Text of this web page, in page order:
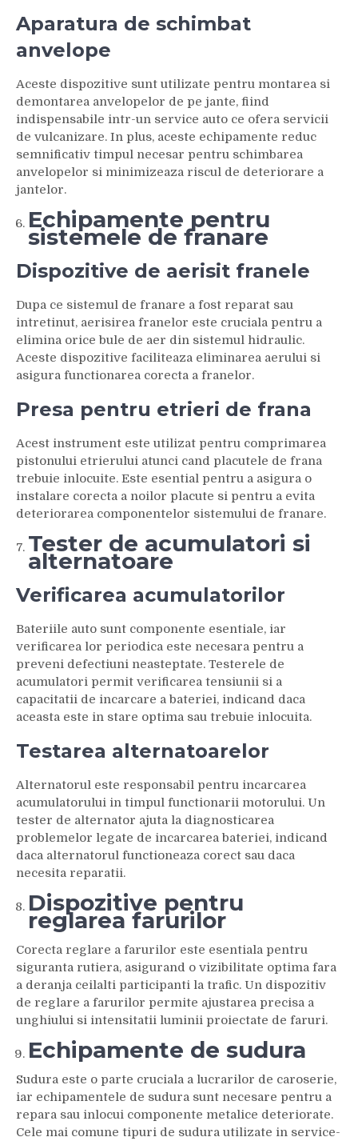
Aparatura de schimbat
anvelope
Aceste dispozitive sunt utilizate pentru montarea si
demontarea anvelopelor de pe jante, fiind
indispensabile intr-un service auto ce ofera servicii
de vulcanizare. In plus, aceste echipamente reduc
semnificativ timpul necesar pentru schimbarea
anvelopelor si minimizeaza riscul de deteriorare a
jantelor.
Echipamente pentru
sistemele de franare
Dispozitive de aerisit franele
Dupa ce sistemul de franare a fost reparat sau
intretinut, aerisirea franelor este cruciala pentru a
elimina orice bule de aer din sistemul hidraulic.
Aceste dispozitive faciliteaza eliminarea aerului si
asigura functionarea corecta a franelor.
Presa pentru etrieri de frana
Acest instrument este utilizat pentru comprimarea
pistonului etrierului atunci cand placutele de frana
trebuie inlocuite. Este esential pentru a asigura o
instalare corecta a noilor placute si pentru a evita
deteriorarea componentelor sistemului de franare.
Tester de acumulatori si
alternatoare
Verificarea acumulatorilor
Bateriile auto sunt componente esentiale, iar
verificarea lor periodica este necesara pentru a
preveni defectiuni neasteptate. Testerele de
acumulatori permit verificarea tensiunii si a
capacitatii de incarcare a bateriei, indicand daca
aceasta este in stare optima sau trebuie inlocuita.
Testarea alternatoarelor
Alternatorul este responsabil pentru incarcarea
acumulatorului in timpul functionarii motorului. Un
tester de alternator ajuta la diagnosticarea
problemelor legate de incarcarea bateriei, indicand
daca alternatorul functioneaza corect sau daca
necesita reparatii.
Dispozitive pentru
reglarea farurilor
Corecta reglare a farurilor este esentiala pentru
siguranta rutiera, asigurand o vizibilitate optima fara
a deranja ceilalti participanti la trafic. Un dispozitiv
de reglare a farurilor permite ajustarea precisa a
unghiului si intensitatii luminii proiectate de faruri.
Echipamente de sudura
Sudura este o parte cruciala a lucrarilor de caroserie,
iar echipamentele de sudura sunt necesare pentru a
repara sau inlocui componente metalice deteriorate.
Cele mai comune tipuri de sudura utilizate in service-